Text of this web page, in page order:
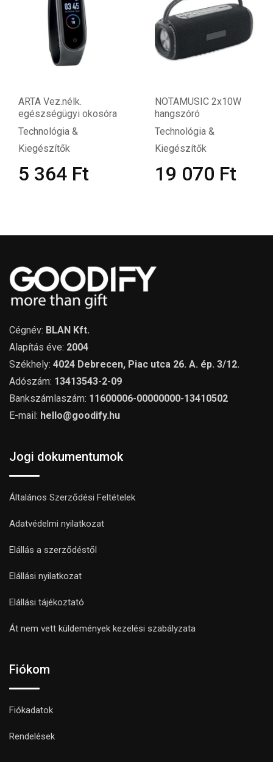
ARTA Vez.nélk.
egészségügyi okosóra
Technológia &
Kiegészítők
5 364 Ft
NOTAMUSIC 2x10W
hangszóró
Technológia &
Kiegészítők
19 070 Ft
Cégnév: BLAN Kft.
Alapítás éve: 2004
Székhely: 4024 Debrecen, Piac utca 26. A. ép. 3/12.
Adószám: 13413543-2-09
Bankszámlaszám: 11600006-00000000-13410502
E-mail: hello@goodify.hu
Jogi dokumentumok
Általános Szerződési Feltételek
Adatvédelmi nyilatkozat
Elállás a szerződéstől
Elállási nyilatkozat
Elállási tájékoztató
Át nem vett küldemények kezelési szabályzata
Fiókom
Fiókadatok
Rendelések